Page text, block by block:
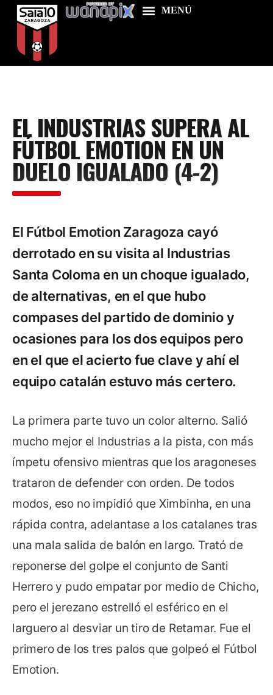
Food & Drink
Features
News
Contacts
EL INDUSTRIAS SUPERA AL
FÚTBOL EMOTION EN UN
DUELO IGUALADO (4-2)
El Fútbol Emotion Zaragoza cayó
derrotado en su visita al Industrias
Santa Coloma en un choque igualado,
de alternativas, en el que hubo
compases del partido de dominio y
ocasiones para los dos equipos pero
en el que el acierto fue clave y ahí el
equipo catalán estuvo más certero.
La primera parte tuvo un color alterno. Salió
mucho mejor el Industrias a la pista, con más
ímpetu ofensivo mientras que los aragoneses
trataron de defender con orden. De todos
modos, eso no impidió que Ximbinha, en una
rápida contra, adelantase a los catalanes tras
una mala salida de balón en largo. Trató de
reponerse del golpe el conjunto de Santi
Herrero y pudo empatar por medio de Chicho,
pero el jerezano estrelló el esférico en el
larguero al desviar un tiro de Retamar. Fue el
primero de los tres palos que golpeó el Fútbol
Emotion.